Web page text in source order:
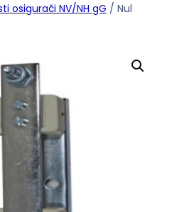
osigurači NV/NH gG / Nul